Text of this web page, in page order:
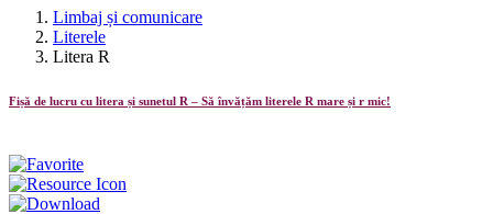
Limbaj și comunicare
Literele
Litera R
Fișă de lucru cu litera și sunetul R – Să învățăm literele R mare și r mic!